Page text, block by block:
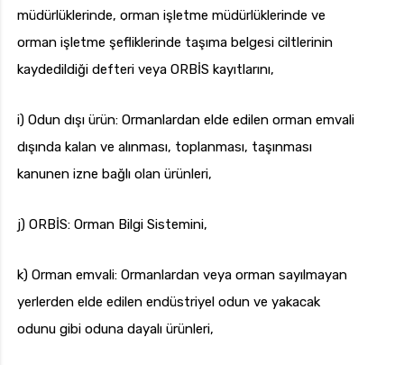
müdürlüklerinde, orman işletme müdürlüklerinde ve
orman işletme şefliklerinde taşıma belgesi ciltlerinin
kaydedildiği defteri veya ORBİS kayıtlarını,
i) Odun dışı ürün: Ormanlardan elde edilen orman emvali
dışında kalan ve alınması, toplanması, taşınması
kanunen izne bağlı olan ürünleri,
j) ORBİS: Orman Bilgi Sistemini,
k) Orman emvali: Ormanlardan veya orman sayılmayan
yerlerden elde edilen endüstriyel odun ve yakacak
odunu gibi oduna dayalı ürünleri,